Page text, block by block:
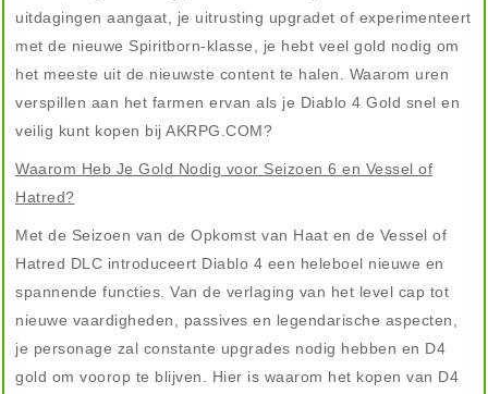
uitdagingen aangaat, je uitrusting upgradet of experimenteert
met de nieuwe Spiritborn-klasse, je hebt veel gold nodig om
het meeste uit de nieuwste content te halen. Waarom uren
verspillen aan het farmen ervan als je Diablo 4 Gold snel en
veilig kunt kopen bij AKRPG.COM?
Waarom Heb Je Gold Nodig voor Seizoen 6 en Vessel of
Hatred?
Met de Seizoen van de Opkomst van Haat en de Vessel of
Hatred DLC introduceert Diablo 4 een heleboel nieuwe en
spannende functies. Van de verlaging van het level cap tot
nieuwe vaardigheden, passives en legendarische aspecten,
je personage zal constante upgrades nodig hebben en D4
gold om voorop te blijven. Hier is waarom het kopen van D4